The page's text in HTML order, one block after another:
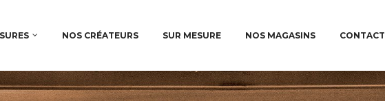
NOS CRÉATEURS SUR MESURE NOS MAGASINS CONTACT